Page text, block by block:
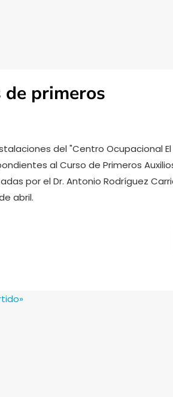
primeros
del "Centro Ocupacional
al Curso de Primeros
por el Dr. Antonio Rodríguez
abril.